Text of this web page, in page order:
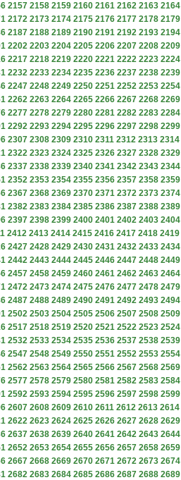
2157 2158 2159 2160 2161 2162 2163 2164
2172 2173 2174 2175 2176 2177 2178 2179
2187 2188 2189 2190 2191 2192 2193 2194
2202 2203 2204 2205 2206 2207 2208 2209
2217 2218 2219 2220 2221 2222 2223 2224
2232 2233 2234 2235 2236 2237 2238 2239
2247 2248 2249 2250 2251 2252 2253 2254
2262 2263 2264 2265 2266 2267 2268 2269
2277 2278 2279 2280 2281 2282 2283 2284
2292 2293 2294 2295 2296 2297 2298 2299
2307 2308 2309 2310 2311 2312 2313 2314
2322 2323 2324 2325 2326 2327 2328 2329
2337 2338 2339 2340 2341 2342 2343 2344
2352 2353 2354 2355 2356 2357 2358 2359
2367 2368 2369 2370 2371 2372 2373 2374
2382 2383 2384 2385 2386 2387 2388 2389
2397 2398 2399 2400 2401 2402 2403 2404
2412 2413 2414 2415 2416 2417 2418 2419
2427 2428 2429 2430 2431 2432 2433 2434
2442 2443 2444 2445 2446 2447 2448 2449
2457 2458 2459 2460 2461 2462 2463 2464
2472 2473 2474 2475 2476 2477 2478 2479
2487 2488 2489 2490 2491 2492 2493 2494
2502 2503 2504 2505 2506 2507 2508 2509
2517 2518 2519 2520 2521 2522 2523 2524
2532 2533 2534 2535 2536 2537 2538 2539
2547 2548 2549 2550 2551 2552 2553 2554
2562 2563 2564 2565 2566 2567 2568 2569
2577 2578 2579 2580 2581 2582 2583 2584
2592 2593 2594 2595 2596 2597 2598 2599
2607 2608 2609 2610 2611 2612 2613 2614
2622 2623 2624 2625 2626 2627 2628 2629
2637 2638 2639 2640 2641 2642 2643 2644
2652 2653 2654 2655 2656 2657 2658 2659
2667 2668 2669 2670 2671 2672 2673 2674
2682 2683 2684 2685 2686 2687 2688 2689